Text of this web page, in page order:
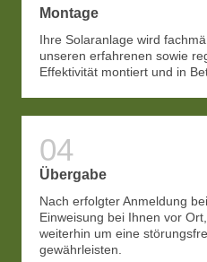
Montage
Ihre Solaranlage wird
unseren erfahrenen sowie
Effektivität montiert und in
Übergabe
Nach erfolgter Anmeldung
Einweisung bei Ihnen vor
weiterhin um eine
gewährleisten.